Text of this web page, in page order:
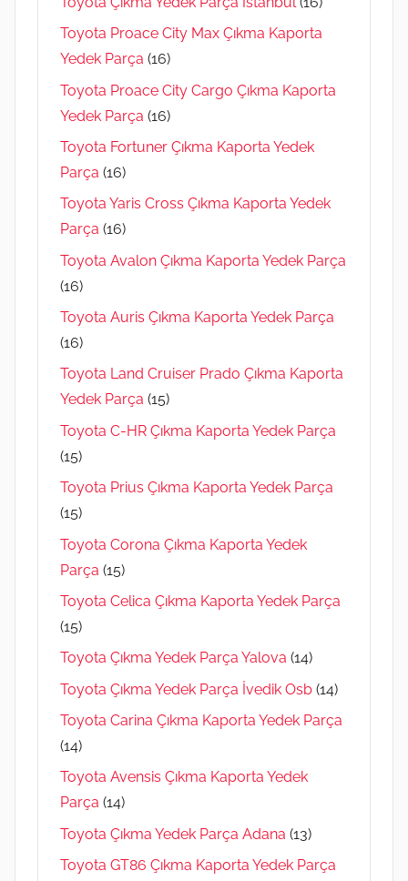
Toyota Proace City Max Çıkma Kaporta
Yedek Parça (16)
Toyota Proace City Cargo Çıkma Kaporta
Yedek Parça (16)
Toyota Fortuner Çıkma Kaporta Yedek
Parça (16)
Toyota Yaris Cross Çıkma Kaporta Yedek
Parça (16)
Toyota Avalon Çıkma Kaporta Yedek Parça
(16)
Toyota Auris Çıkma Kaporta Yedek Parça
(16)
Toyota Land Cruiser Prado Çıkma Kaporta
Yedek Parça (15)
Toyota C-HR Çıkma Kaporta Yedek Parça
(15)
Toyota Prius Çıkma Kaporta Yedek Parça
(15)
Toyota Corona Çıkma Kaporta Yedek
Parça (15)
Toyota Celica Çıkma Kaporta Yedek Parça
(15)
Toyota Çıkma Yedek Parça Yalova (14)
Toyota Çıkma Yedek Parça İvedik Osb (14)
Toyota Carina Çıkma Kaporta Yedek Parça
(14)
Toyota Avensis Çıkma Kaporta Yedek
Parça (14)
Toyota Çıkma Yedek Parça Adana (13)
Toyota GT86 Çıkma Kaporta Yedek Parça